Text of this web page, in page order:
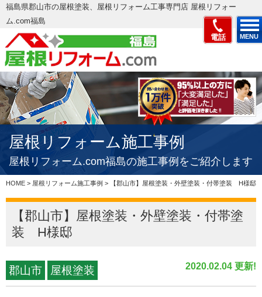
福島県郡山市の屋根塗装、屋根リフォーム工事専門店 屋根リフォー
ム.com福島
電話
MENU
屋根リフォーム施工事例
屋根リフォーム.com福島の施工事例をご紹介します
HOME > 屋根リフォーム施工事例 > 【郡山市】屋根塗装・外壁塗装・付帯塗装 H様邸
【郡山市】屋根塗装・外壁塗装・付帯塗
装 H様邸
2020.02.04 更新!
郡山市 屋根塗装